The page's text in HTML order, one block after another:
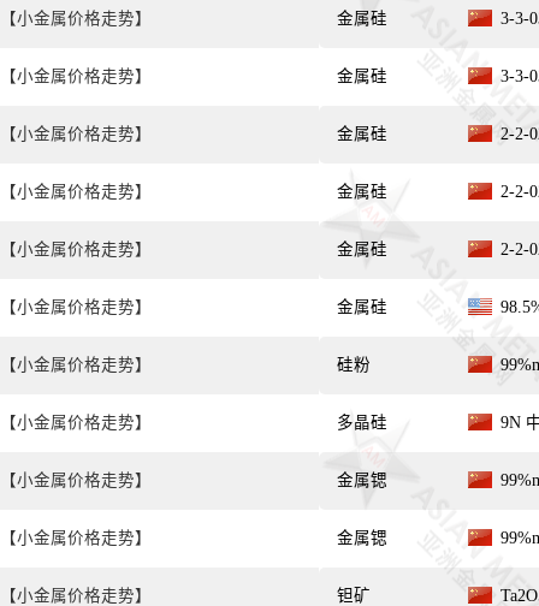
【小金属价格走势】
【小金属价格走势】
【小金属价格走势】
【小金属价格走势】
【小金属价格走势】
【小金属价格走势】
【小金属价格走势】
【小金属价格走势】
【小金属价格走势】
【小金属价格走势】
【小金属价格走势】
金属硅 3-3-
金属硅 3-3-
金属硅 2-2-
金属硅 2-2-
金属硅 2-2-
金属硅
硅粉
多晶硅 9N
金属锶
金属锶
钽矿